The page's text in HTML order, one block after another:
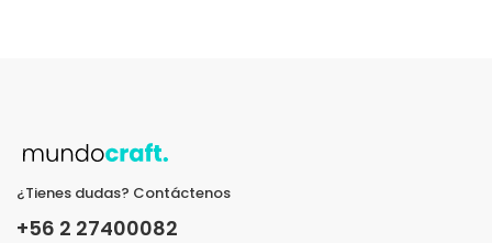
¿Tienes dudas? Contáctenos
+56 2 27400082